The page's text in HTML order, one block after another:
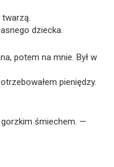
dziecka.
potem na mnie. Był w
pieniędzy.
śmiechem. —